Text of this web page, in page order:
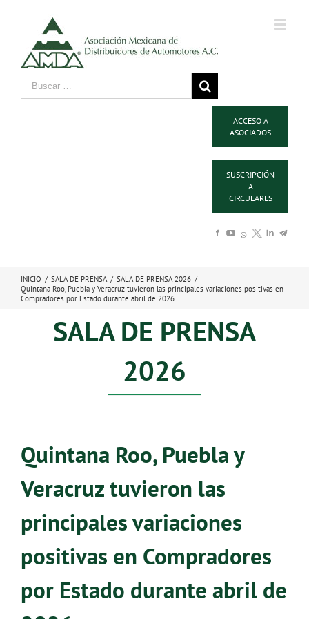
ACCESO A
ASOCIADOS
SUSCRIPCIÓN
A
CIRCULARES
INICIO / SALA DE PRENSA / SALA DE PRENSA 2026 /
Quintana Roo, Puebla y Veracruz tuvieron las principales variaciones positivas en
Compradores por Estado durante abril de 2026
SALA DE PRENSA
2026
Quintana Roo, Puebla y
Veracruz tuvieron las
principales variaciones
positivas en Compradores
por Estado durante abril de